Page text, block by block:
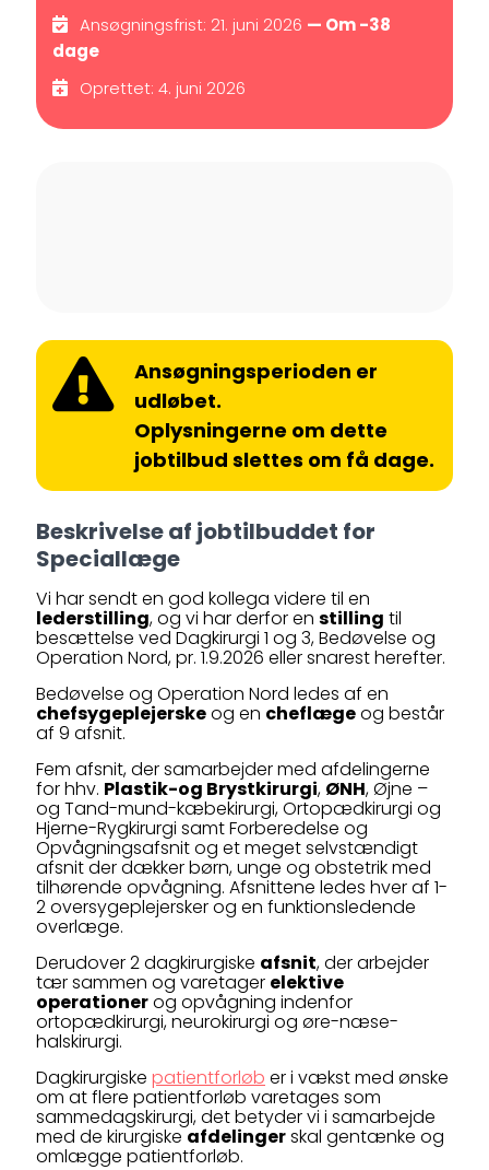
Ansøgningsfrist: 21. juni 2026 — Om -38
dage
Oprettet: 4. juni 2026
Ansøgningsperioden er
udløbet.
Oplysningerne om dette
jobtilbud slettes om få dage.
Beskrivelse af jobtilbuddet for
Speciallæge
Vi har sendt en god kollega videre til en
lederstilling, og vi har derfor en stilling til
besættelse ved Dagkirurgi 1 og 3, Bedøvelse og
Operation Nord, pr. 1.9.2026 eller snarest herefter.
Bedøvelse og Operation Nord ledes af en
chefsygeplejerskeog en cheflægeog består
af 9 afsnit.
Fem afsnit, der samarbejder med afdelingerne
for hhv. Plastik-og Brystkirurgi, ØNH, Øjne –
og Tand-mund-kæbekirurgi, Ortopædkirurgi og
Hjerne-Rygkirurgi samt Forberedelse og
Opvågningsafsnit og et meget selvstændigt
afsnit der dækker børn, unge og obstetrik med
tilhørende opvågning. Afsnittene ledes hver af 1-
2 oversygeplejersker og en funktionsledende
overlæge.
Derudover 2 dagkirurgiske afsnit, der arbejder
tær sammen og varetager elektive
operationerog opvågning indenfor
ortopædkirurgi, neurokirurgi og øre-næse-
halskirurgi.
Dagkirurgiske patientforløb er i vækst med ønske
om at flere patientforløb varetages som
sammedagskirurgi, det betyder vi i samarbejde
med de kirurgiske afdelingerskal gentænke og
omlægge patientforløb.